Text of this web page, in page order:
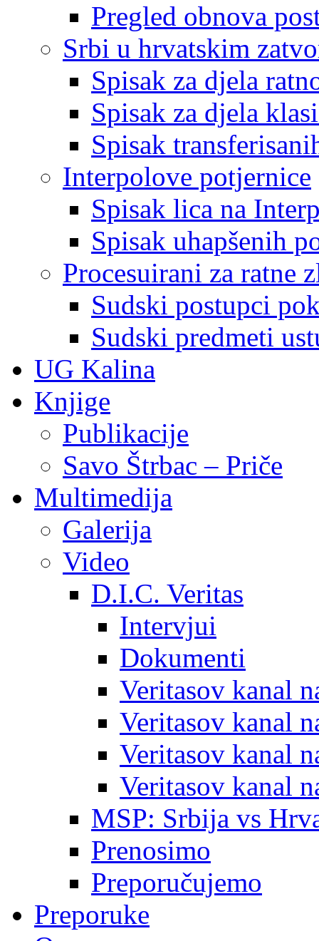
Pregled obnova
Srbi u hrvatskim
Spisak za djela
Spisak za djela
Spisak
Interpolove potjernice
Spisak lica na
Spisak uhapšenih
Procesuirani za ratne
Sudski postupci
Sudski predmeti
UG Kalina
Knjige
Publikacije
Savo Štrbac – Priče
Multimedija
Galerija
Video
D.I.C. Veritas
Intervjui
Dokumenti
Veritasov kanal
Veritasov kanal
Veritasov kanal
Veritasov kanal
MSP: Srbija vs
Prenosimo
Preporučujemo
Preporuke